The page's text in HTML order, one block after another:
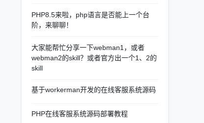
PHP8.5来啦，php语言是否能上一个台
阶，来聊聊！
大家能帮忙分享一下webman1，或者
webman2的skill？或者官方出一个1、2的
skill
基于workerman开发的在线客服系统源码
PHP在线客服系统源码部署教程